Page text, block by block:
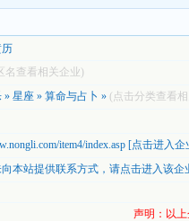
名查看相关企业)
» 星座 » 算命与占卜 » (点击分类查看
item4/index.asp [点击进入企
本站提供联系方式， 请点击进入该企
声明：以